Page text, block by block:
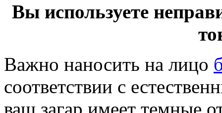
Вы используете
Важно наносить на лицо
соответствии с
ваш загар имеет темные